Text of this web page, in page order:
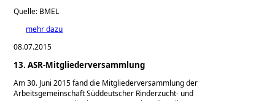
Quelle: BMEL
mehr dazu
08.07.2015
13. ASR-Mitgliederversammlung
Am 30. Juni 2015 fand die Mitgliederversammlung der
Arbeitsgemeinschaft Süddeutscher Rinderzucht- und